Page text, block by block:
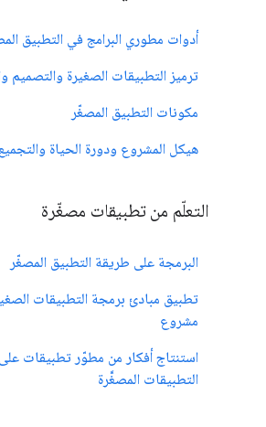
أدوات مطوري البرامج في التطبيق
ترميز التطبيقات الصغيرة والتصميم
مكونات التطبيق المصغّر
هيكل المشروع ودورة الحياة
التعلّم من تطبيقات مصغّرة
البرمجة على طريقة التطبيق المصغّر
تطبيق مبادئ برمجة التطبيقات
مشروع
استنتاج أفكار من مطوّر تطبيقات
التطبيقات المصغَّرة